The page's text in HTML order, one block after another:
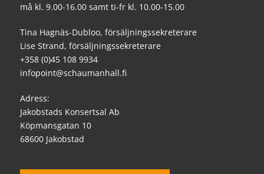
må kl. 9.00-16.00 samt ti-fr kl. 10.00-15.00
Tina Hagnäs-Dubloo, försäljningssekreterare
Lise Strand, försäljningssekreterare
+358 (0)45 108 9934
infopoint@schaumanhall.fi
Adress:
Jakobstads Konsertsal Ab
Köpmansgatan 10
68600 Jakobstad